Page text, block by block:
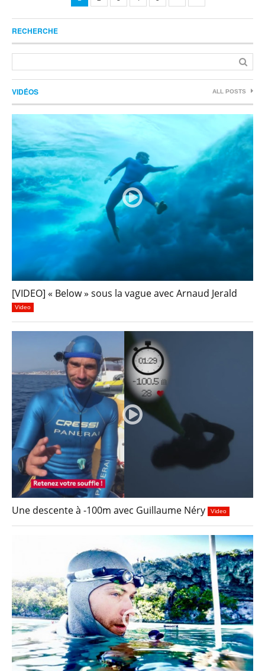
RECHERCHE
VIDÉOS ALL POSTS
[VIDEO] « Below » sous la vague avec Arnaud Jerald
Video
Une descente à -100m avec Guillaume Néry Video